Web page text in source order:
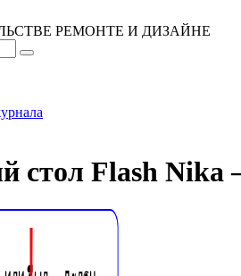
РЕМОНТЕ И ДИЗАЙНЕ
стол Flash Nika